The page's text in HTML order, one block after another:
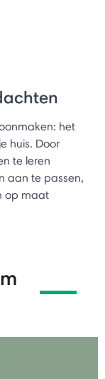
het
huis. Door
te leren
aan te passen,
op maat